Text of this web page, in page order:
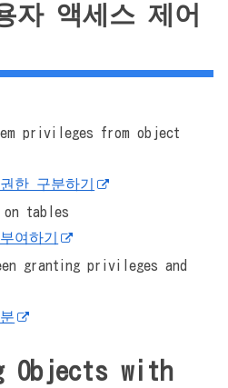
액세스 제어
privileges from object
한 구분하기
tables
여하기
granting privileges and
Objects with